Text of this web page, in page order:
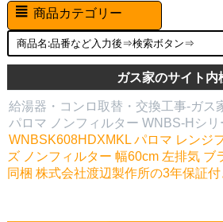
商品カテゴリー
ガス家のサイト内
給湯器・コンロ取替・交換工事-ガス
パロマ ノンフィルター WNBS-Hシリ
WNBSK608HDXMKL パロマ レンジ
ズ ノンフィルター 幅60cm 左排気 ブ
同梱 株式会社渡辺製作所の3年保証